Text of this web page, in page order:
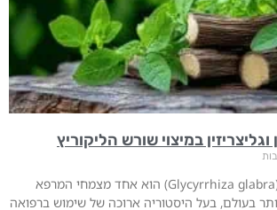
במיצוי שורש הליקוריץ
מבוא שורש הליקוריץ (Glycyrrhiza glabra) הוא אחד מצמחי המרפא
בעולם, בעל היסטוריה ארוכה של שימוש ברפואה